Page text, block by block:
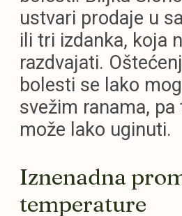
ustvari prodaje u
ili tri izdanka, koja
razdvajati.
bolesti se lako
svežim ranama,
može lako uginuti.
Iznenadna
temperature